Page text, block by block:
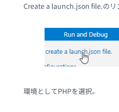
Create a launch.json file.のリ
環境としてPHPを選択。